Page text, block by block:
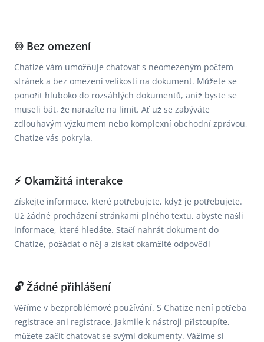
♾️ Bez omezení
Chatize vám umožňuje chatovat s neomezeným počtem
stránek a bez omezení velikosti na dokument. Můžete se
ponořit hluboko do rozsáhlých dokumentů, aniž byste se
museli bát, že narazíte na limit. Ať už se zabýváte
zdlouhavým výzkumem nebo komplexní obchodní zprávou,
Chatize vás pokryla.
⚡️ Okamžitá interakce
Získejte informace, které potřebujete, když je potřebujete.
Už žádné procházení stránkami plného textu, abyste našli
informace, které hledáte. Stačí nahrát dokument do
Chatize, požádat o něj a získat okamžité odpovědi
🔓 Žádné přihlášení
Věříme v bezproblémové používání. S Chatize není potřeba
registrace ani registrace. Jakmile k nástroji přistoupíte,
můžete začít chatovat se svými dokumenty. Vážíme si